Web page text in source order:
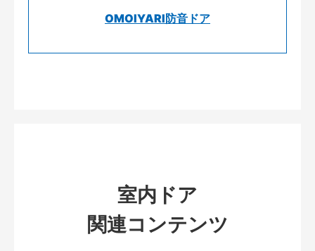
OMOIYARI防音ドア
室内ドア
関連コンテンツ